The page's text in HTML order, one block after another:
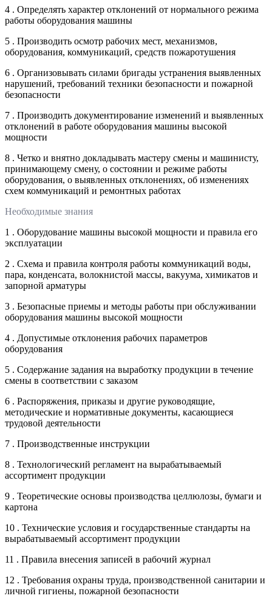
4 . Определять характер отклонений от нормального режима
работы оборудования машины
5 . Производить осмотр рабочих мест, механизмов,
оборудования, коммуникаций, средств пожаротушения
6 . Организовывать силами бригады устранения выявленных
нарушений, требований техники безопасности и пожарной
безопасности
7 . Производить документирование изменений и выявленных
отклонений в работе оборудования машины высокой
мощности
8 . Четко и внятно докладывать мастеру смены и машинисту,
принимающему смену, о состоянии и режиме работы
оборудования, о выявленных отклонениях, об изменениях
схем коммуникаций и ремонтных работах
Необходимые знания
1 . Оборудование машины высокой мощности и правила его
эксплуатации
2 . Схема и правила контроля работы коммуникаций воды,
пара, конденсата, волокнистой массы, вакуума, химикатов и
запорной арматуры
3 . Безопасные приемы и методы работы при обслуживании
оборудования машины высокой мощности
4 . Допустимые отклонения рабочих параметров
оборудования
5 . Содержание задания на выработку продукции в течение
смены в соответствии с заказом
6 . Распоряжения, приказы и другие руководящие,
методические и нормативные документы, касающиеся
трудовой деятельности
7 . Производственные инструкции
8 . Технологический регламент на вырабатываемый
ассортимент продукции
9 . Теоретические основы производства целлюлозы, бумаги и
картона
10 . Технические условия и государственные стандарты на
вырабатываемый ассортимент продукции
11 . Правила внесения записей в рабочий журнал
12 . Требования охраны труда, производственной санитарии и
личной гигиены, пожарной безопасности